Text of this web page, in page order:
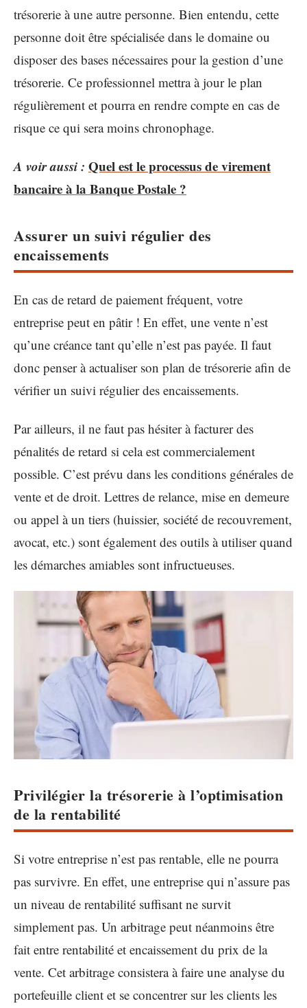
trésorerie à une autre personne. Bien entendu, cette
personne doit être spécialisée dans le domaine ou
disposer des bases nécessaires pour la gestion d’une
trésorerie. Ce professionnel mettra à jour le plan
régulièrement et pourra en rendre compte en cas de
risque ce qui sera moins chronophage.
A voir aussi : Quel est le processus de virement
bancaire à la Banque Postale ?
Assurer un suivi régulier des
encaissements
En cas de retard de paiement fréquent, votre
entreprise peut en pâtir ! En effet, une vente n’est
qu’une créance tant qu’elle n’est pas payée. Il faut
donc penser à actualiser son plan de trésorerie afin de
vérifier un suivi régulier des encaissements.
Par ailleurs, il ne faut pas hésiter à facturer des
pénalités de retard si cela est commercialement
possible. C’est prévu dans les conditions générales de
vente et de droit. Lettres de relance, mise en demeure
ou appel à un tiers (huissier, société de recouvrement,
avocat, etc.) sont également des outils à utiliser quand
les démarches amiables sont infructueuses.
Privilégier la trésorerie à l’optimisation
de la rentabilité
Si votre entreprise n’est pas rentable, elle ne pourra
pas survivre. En effet, une entreprise qui n’assure pas
un niveau de rentabilité suffisant ne survit
simplement pas. Un arbitrage peut néanmoins être
fait entre rentabilité et encaissement du prix de la
vente. Cet arbitrage consistera à faire une analyse du
portefeuille client et se concentrer sur les clients les